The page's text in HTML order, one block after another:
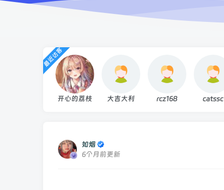
最近访客
开心的荔枝 大吉大利 rcz168 catssc
如烟
6个月前更新